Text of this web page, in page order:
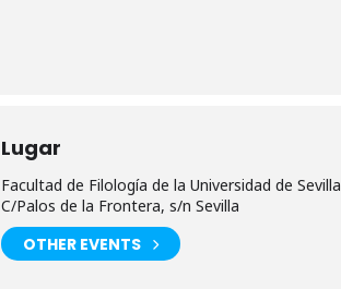
Lugar
Facultad de Filología de la Universidad de Sevilla
C/Palos de la Frontera, s/n Sevilla
OTHER EVENTS